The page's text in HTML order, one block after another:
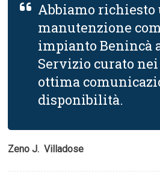
Abbiamo richiesto
manutenzione
impianto Benincà
Servizio curato
ottima
disponibilità.
Zeno J.  Villadose